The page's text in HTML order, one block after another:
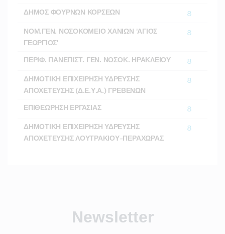
ΔΗΜΟΣ ΦΟΥΡΝΩΝ ΚΟΡΣΕΩΝ 8
ΝΟΜ.ΓΕΝ. ΝΟΣΟΚΟΜΕΙΟ ΧΑΝΙΩΝ 'ΑΓΙΟΣ
ΓΕΩΡΓΙΟΣ'
8
ΠΕΡΙΦ. ΠΑΝΕΠΙΣΤ. ΓΕΝ. ΝΟΣΟΚ. ΗΡΑΚΛΕΙΟΥ 8
ΔΗΜΟΤΙΚΗ ΕΠΙΧΕΙΡΗΣΗ ΥΔΡΕΥΣΗΣ
ΑΠΟΧΕΤΕΥΣΗΣ (Δ.Ε.Υ.Α.) ΓΡΕΒΕΝΩΝ
8
ΕΠΙΘΕΩΡΗΣΗ ΕΡΓΑΣΙΑΣ 8
ΔΗΜΟΤΙΚΗ ΕΠΙΧΕΙΡΗΣΗ ΥΔΡΕΥΣΗΣ
ΑΠΟΧΕΤΕΥΣΗΣ ΛΟΥΤΡΑΚΙΟΥ-ΠΕΡΑΧΩΡΑΣ
8